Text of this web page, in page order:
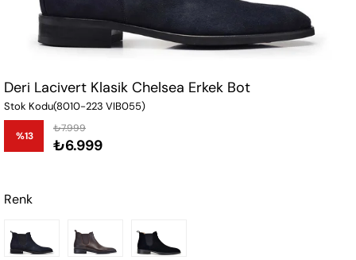
Deri Lacivert Klasik Chelsea Erkek Bot
Stok Kodu(8010-223 VIB055)
%13
İndirim
₺7.999
₺6.999
Renk